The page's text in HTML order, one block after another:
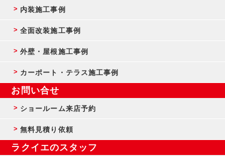
内装施工事例
全面改装施工事例
外壁・屋根施工事例
カーポート・テラス施工事例
お問い合せ
ショールーム来店予約
無料見積り依頼
ラクイエのスタッフ